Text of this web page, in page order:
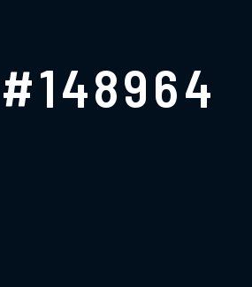
#148964